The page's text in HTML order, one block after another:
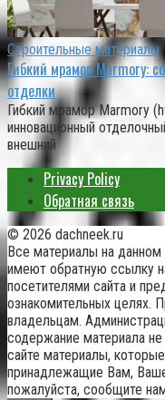
Строительные материалы
Гибкий мрамор Marmory:
отделки
Гибкий мрамор Marmory
инновационный
внешний
Privacy Policy
Обратная связь
© 2026 dachneek.ru
Все материалы на данном
имеют обратную ссылку
посетителями сайта и
ознакомительных целях.
владельцам.
содержание материала
сайте материалы,
принадлежащие Вам,
пожалуйста, сообщите